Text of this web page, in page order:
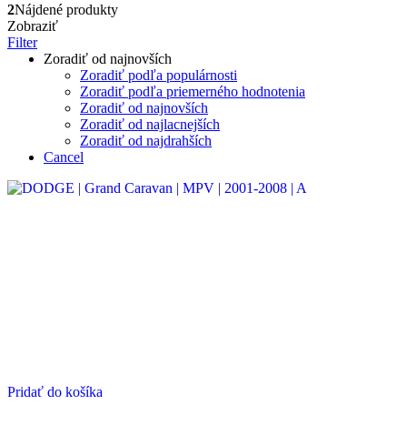
2Nájdené produkty
Zobraziť
Filter
Zoradiť od najnovších
Zoradiť podľa populárnosti
Zoradiť podľa priemerného hodnotenia
Zoradiť od najnovších
Zoradiť od najlacnejších
Zoradiť od najdrahších
Cancel
Pridať do košíka